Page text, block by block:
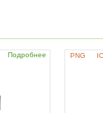
Подробнее PNG